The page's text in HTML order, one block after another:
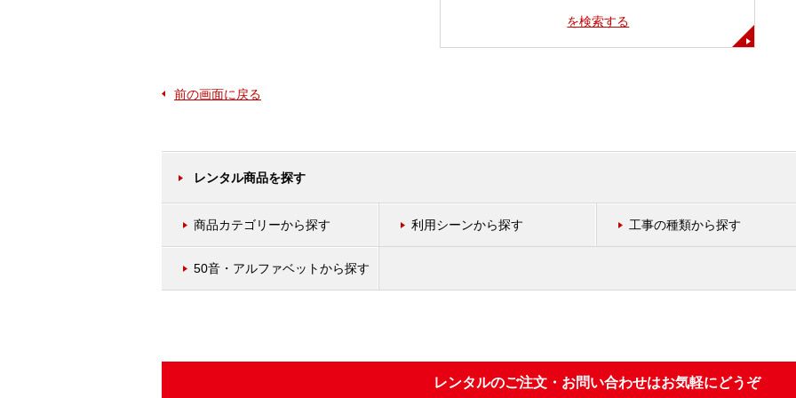
を検索する
前の画面に戻る
レンタル商品を探す
商品カテゴリーから探す 利用シーンから探す 工事の種類から探す
50音・アルファベットから探す
レンタルのご注文・お問い合わせはお気軽にどうぞ